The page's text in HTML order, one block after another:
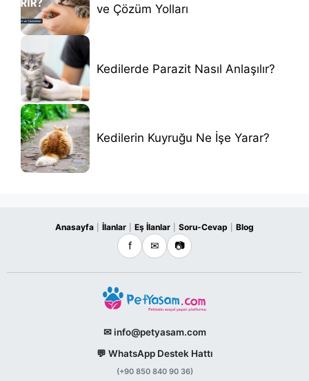
ve Çözüm Yolları
Kedilerde Parazit Nasıl Anlaşılır?
Kedilerin Kuyruğu Ne İşe Yarar?
Anasayfa İlanlar Eş İlanlar Soru-Cevap Blog
f ✉ 📷
✉ info@petyasam.com
💬 WhatsApp Destek Hattı
(+90 850 840 90 36)